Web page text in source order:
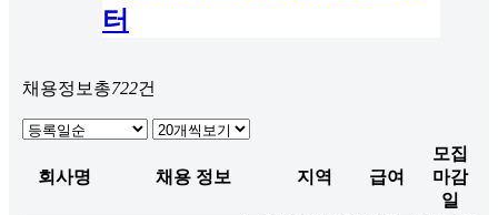
터
채용정보 총722건
회사명 채용 정보 지역 급여
모집
마감
일